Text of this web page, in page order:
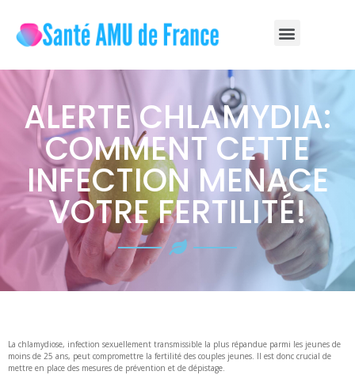
ALERTE CHLAMYDIA:
COMMENT CETTE
INFECTION MENACE
VOTRE FERTILITÉ!
La chlamydiose, infection sexuellement transmissible la plus répandue parmi les jeunes de
moins de 25 ans, peut compromettre la fertilité des couples jeunes. Il est donc crucial de
mettre en place des mesures de prévention et de dépistage.